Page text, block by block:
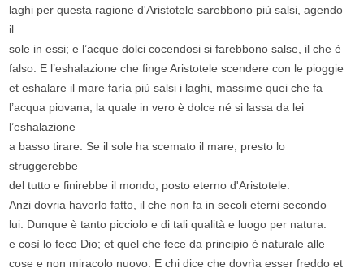
laghi per questa ragione d'Aristotele sarebbono più salsi, agendo
il
sole in essi; e l’acque dolci cocendosi si farebbono salse, il che è
falso. E l’eshalazione che finge Aristotele scendere con le pioggie
et eshalare il mare farìa più salsi i laghi, massime quei che fa
l’acqua piovana, la quale in vero è dolce né si lassa da lei
l’eshalazione
a basso tirare. Se il sole ha scemato il mare, presto lo
struggerebbe
del tutto e finirebbe il mondo, posto eterno d'Aristotele.
Anzi dovria haverlo fatto, il che non fa in secoli eterni secondo
lui. Dunque è tanto picciolo e di tali qualità e luogo per natura:
e così lo fece Dio; et quel che fece da principio è naturale alle
cose e non miracolo nuovo. E chi dice che dovrìa esser freddo et